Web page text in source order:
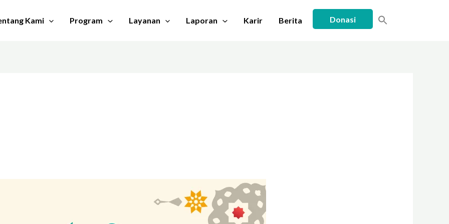
Kami Program Layanan Laporan Karir Berita Donasi